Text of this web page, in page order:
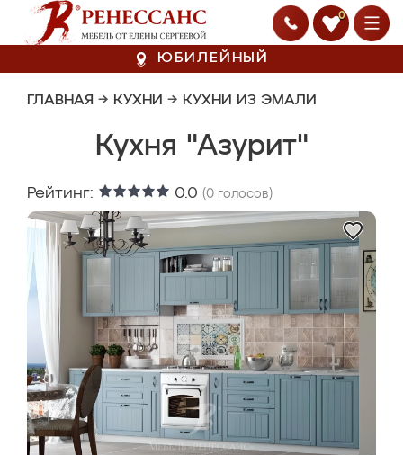
0
ЮБИЛЕЙНЫЙ
ГЛАВНАЯ → КУХНИ → КУХНИ ИЗ ЭМАЛИ
Кухня "Азурит"
Рейтинг: 0.0 (0 голосов)